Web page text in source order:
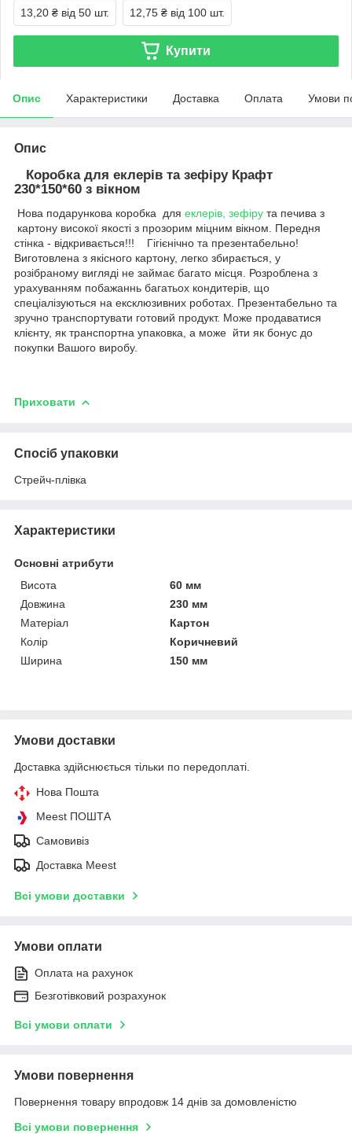
13,20 ₴ від 50 шт. 12,75 ₴ від 100 шт.
Купити
Опис Характеристики Доставка Оплата Умови
Опис
Коробка для еклерів та зефіру Крафт
230*150*60 з вікном
Нова подарункова коробка для еклерів, зефіру та печива з
картону високої якості з прозорим міцним вікном. Передня
стінка - відкривається!!! Гігієнічно та презентабельно!
Виготовлена з якісного картону, легко збирається, у
розібраному вигляді не займає багато місця. Розроблена з
урахуванням побажаннь багатьох кондитерів, що
спеціалізуються на ексклюзивних роботах. Презентабельно та
зручно транспортувати готовий продукт. Може продаватися
клієнту, як транспортна упаковка, а може йти як бонус до
покупки Вашого виробу.
Приховати
Спосіб упаковки
Стрейч-плівка
Характеристики
Основні атрибути
Висота
60 мм
Довжина
230 мм
Матеріал
Картон
Колір
Коричневий
Ширина
150 мм
Умови доставки
Доставка здійснюється тільки по передоплаті.
Нова Пошта
Meest ПОШТА
Самовивіз
Доставка Meest
Всі умови доставки
Умови оплати
Оплата на рахунок
Безготівковий розрахунок
Всі умови оплати
Умови повернення
Повернення товару впродовж 14 днів за домовленістю
Всі умови повернення